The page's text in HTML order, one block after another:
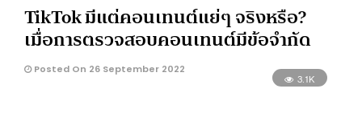
TikTok มีแต่คอนเทนต์แย่ๆ จริงหรือ?
เมื่อการตรวจสอบคอนเทนต์มีข้อจำกัด
Posted On 26 September 2022
3.1K